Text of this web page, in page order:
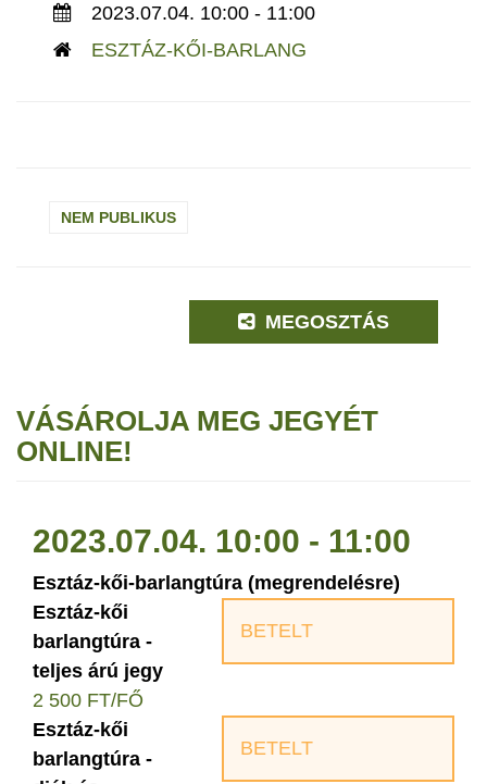
2023.07.04. 10:00 - 11:00
ESZTÁZ-KŐI-BARLANG
NEM PUBLIKUS
MEGOSZTÁS
VÁSÁROLJA MEG JEGYÉT
ONLINE!
2023.07.04. 10:00 - 11:00
Esztáz-kői-barlangtúra (megrendelésre)
Esztáz-kői
barlangtúra -
teljes árú jegy
2 500 FT/FŐ
BETELT
Esztáz-kői
barlangtúra -
BETELT